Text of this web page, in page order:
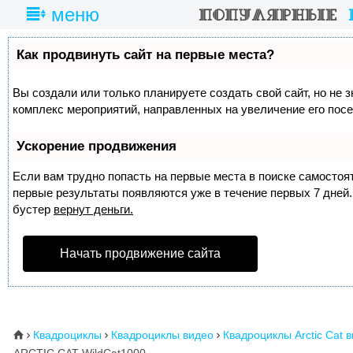
меню
Как продвинуть сайт на первые места?
Вы создали или только планируете создать свой сайт, но не
комплекс мероприятий, направленных на увеличение его
Ускорение продвижения
Если вам трудно попасть на первые места в поиске
первые результаты появляются уже в течение первых 7
бустер вернут деньги.
Начать продвижение сайта
⌂  Квадроциклы  Квадроциклы видео  Квадроциклы Arctic Cat